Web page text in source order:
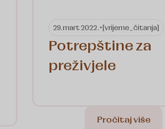
29. mart 2022. •[vrijeme_čitanja]
Potrepštine za
preživjele
Pročitaj više